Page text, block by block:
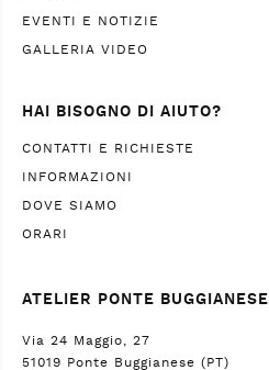
EVENTI E NOTIZIE
GALLERIA VIDEO
HAI BISOGNO DI AIUTO?
CONTATTI E RICHIESTE
INFORMAZIONI
DOVE SIAMO
ORARI
ATELIER PONTE BUGGIANESE
Via 24 Maggio, 27
51019 Ponte Buggianese (PT)